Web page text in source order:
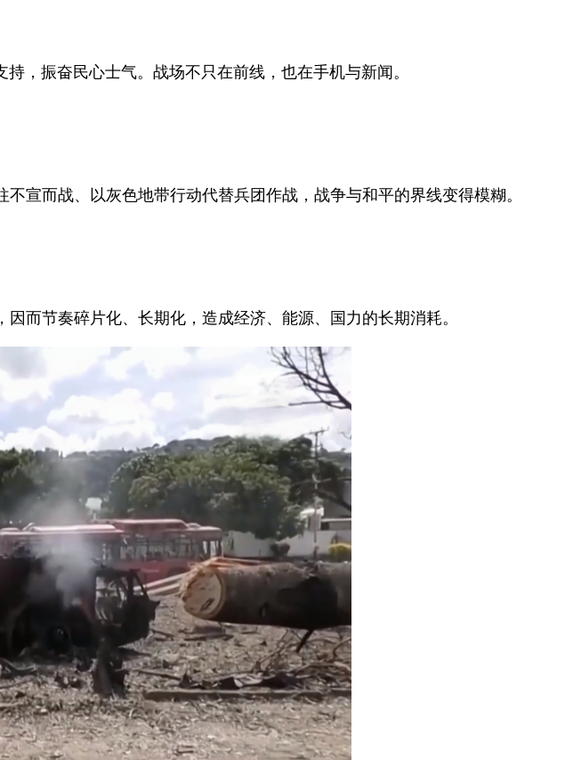
，振奋民心士气。战场不只在前线，也在手机与新闻。
宣而战、以灰色地带行动代替兵团作战，战争与和平的界线变得模糊。
而节奏碎片化、长期化，造成经济、能源、国力的长期消耗。